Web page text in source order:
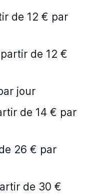
de 12 € par
de 12 €
jour
de 14 € par
26 € par
de 30 €